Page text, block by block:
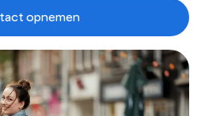
opnemen